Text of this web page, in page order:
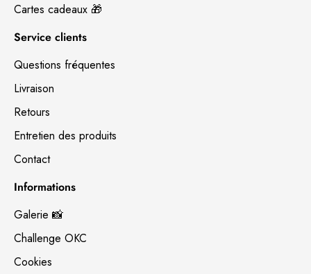
Cartes cadeaux 🎁
Service clients
Questions fréquentes
Livraison
Retours
Entretien des produits
Contact
Informations
Galerie 📸
Challenge OKC
Cookies